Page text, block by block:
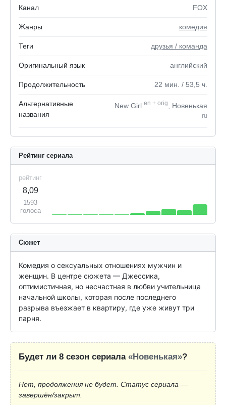
Канал FOX
Жанры комедия
Теги друзья / команда
Оригинальный язык английский
Продолжительность 22 мин. / 53,5 ч.
Альтернативные
названия
New Girl en + orig , Новенькая
ru
Рейтинг сериала
рейтинг
8,09
1593
голоса
Сюжет
Комедия о сексуальных отношениях мужчин и
женщин. В центре сюжета — Джессика,
оптимистичная, но несчастная в любви учительница
начальной школы, которая после последнего
разрыва въезжает в квартиру, где уже живут три
парня.
Будет ли 8 сезон сериала «Новенькая»?
Нет, продолжения не будет. Статус сериала —
завершён/закрыт.